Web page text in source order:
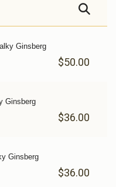
Ginsberg
$50.00
Ginsberg
$36.00
Ginsberg
$36.00